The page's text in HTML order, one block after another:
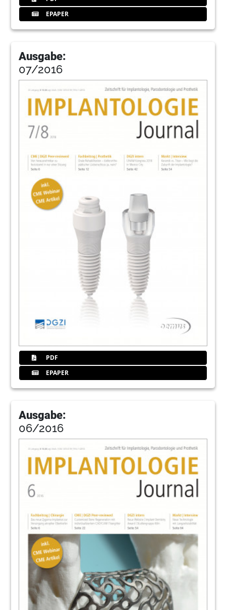
EPAPER
Ausgabe:
07/2016
PDF
EPAPER
Ausgabe:
06/2016